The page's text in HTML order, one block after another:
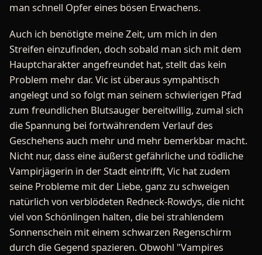
man schnell Opfer eines bösen Erwachens.
Auch ich benötigte meine Zeit, um mich in den
Streifen einzufinden, doch sobald man sich mit dem
Hauptcharakter angefreundet hat, stellt das kein
Problem mehr dar. Vic ist überaus sympahtisch
angelegt und so folgt man seinem schwierigen Pfad
zum freundlichen Blutsauger bereitwillig, zumal sich
die Spannung bei fortwährendem Verlauf des
Geschehens auch mehr und mehr bemerkbar macht.
Nicht nur, dass eine äußerst gefährliche und tödliche
Vampirjägerin in der Stadt eintrifft, Vic hat zudem
seine Probleme mit der Liebe, ganz zu schweigen
natürlich von verblödeten Redneck-Rowdys, die nicht
viel von Schönlingen halten, die bei strahlendem
Sonnenschein mit einem schwarzen Regenschirm
durch die Gegend spazieren. Obwohl "Vampires